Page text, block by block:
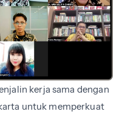
kerja sama dengan
untuk memperkuat